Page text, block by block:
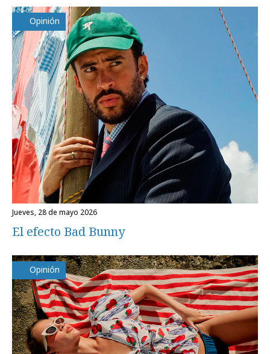
Opinión
jueves, 28 de mayo 2026
El efecto Bad Bunny
Opinión